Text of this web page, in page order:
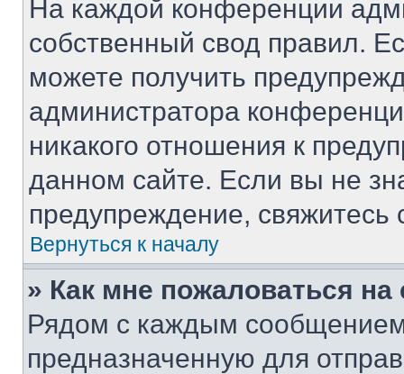
На каждой конференции
собственный свод правил.
можете получить
администратора
никакого отношения к
данном сайте. Если вы не
предупреждение,
Вернуться к началу
» Как мне пожаловаться
Рядом с каждым сообщением
предназначенную для